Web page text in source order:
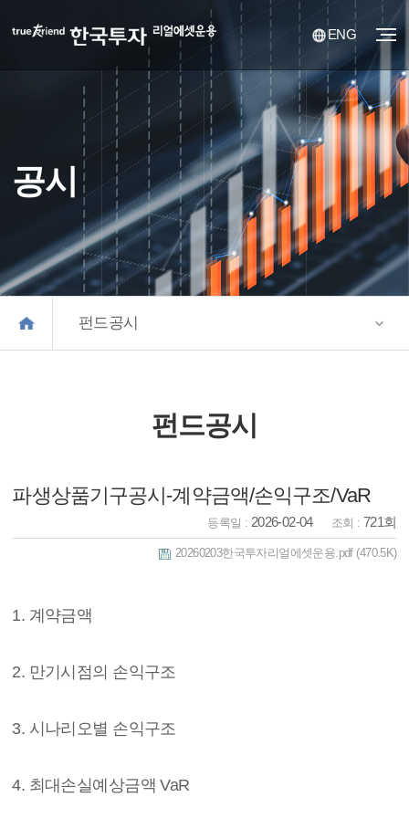
ENG
공시
펀드공시
펀드공시
파생상품기구공시-계약금액/손익구조/VaR
등록일 : 2026-02-04 조회 : 721회
20260203한국투자리얼에셋운용.pdf(470.5K)
1. 계약금액
2. 만기시점의 손익구조
3. 시나리오별 손익구조
4. 최대손실예상금액 VaR